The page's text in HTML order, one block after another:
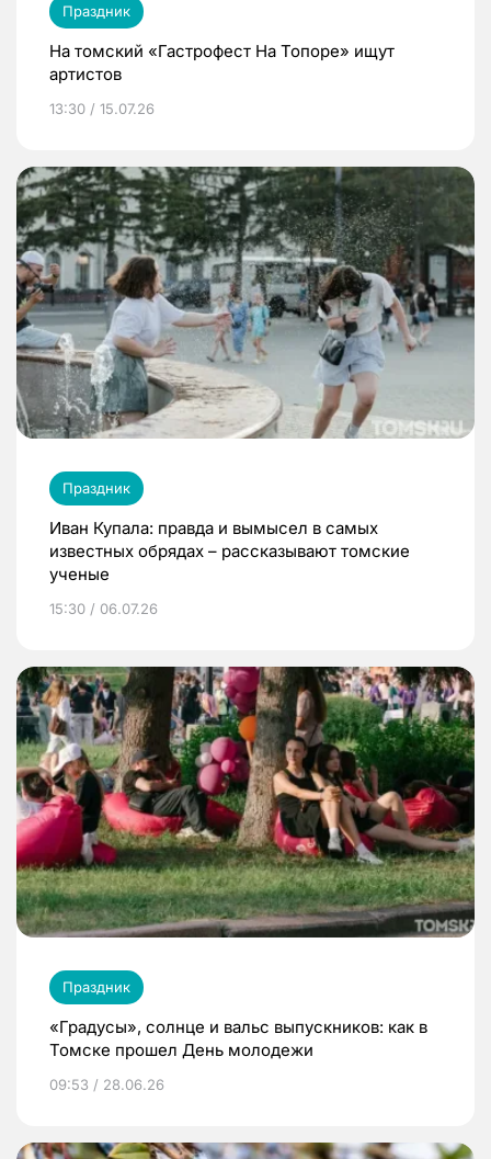
Праздник
На томский «Гастрофест На Топоре» ищут
артистов
13:30 / 15.07.26
Праздник
Иван Купала: правда и вымысел в самых
известных обрядах – рассказывают томские
ученые
15:30 / 06.07.26
Праздник
«Градусы», солнце и вальс выпускников: как в
Томске прошел День молодежи
09:53 / 28.06.26